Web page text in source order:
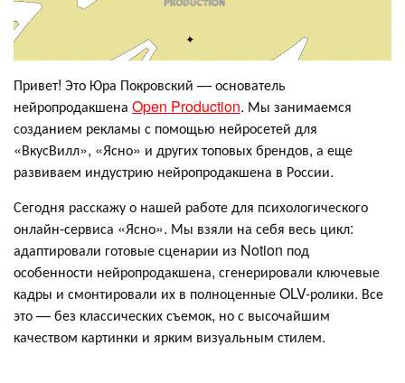
Привет! Это Юра Покровский — основатель
нейропродакшена Open Production. Мы занимаемся
созданием рекламы с помощью нейросетей для
«‎ВкусВилл», «‎Ясно» и других топовых брендов, а еще
развиваем индустрию нейропродакшена в России.
Сегодня расскажу о нашей работе для психологического
онлайн-сервиса «Ясно». Мы взяли на себя весь цикл:
адаптировали готовые сценарии из Notion под
особенности нейропродакшена, сгенерировали ключевые
кадры и смонтировали их в полноценные OLV-ролики. Все
это — без классических съемок, но с высочайшим
качеством картинки и ярким визуальным стилем.